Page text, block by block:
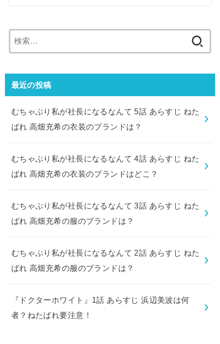
索:
最近の投稿
むちゃぶり私が社長になるなんて 5話 あらすじ ねた
ばれ 高畑充希の衣装のブランドは？
むちゃぶり私が社長になるなんて 4話 あらすじ ねた
ばれ 高畑充希の衣装のブランドはどこ？
むちゃぶり私が社長になるなんて 3話 あらすじ ねた
ばれ 高畑充希の服のブランドは？
むちゃぶり私が社長になるなんて 2話 あらすじ ねた
ばれ 高畑充希の服のブランドは？
『ドクターホワイト』1話 あらすじ 浜辺美波は何
者？ねたばれ要注意！